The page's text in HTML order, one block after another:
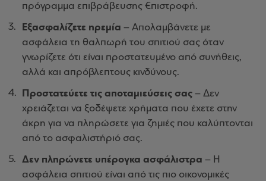
πρόγραμμα επιβράβευσης €πιστροφή.
Εξασφαλίζετε ηρεμία – Απολαμβάνετε με
ασφάλεια τη θαλπωρή του σπιτιού σας όταν
γνωρίζετε ότι είναι προστατευμένο από συνήθεις,
αλλά και απρόβλεπτους κινδύνους.
Προστατεύετε τις αποταμιεύσεις σας – Δεν
χρειάζεται να ξοδέψετε χρήματα που έχετε στην
άκρη για να πληρώσετε για ζημιές που καλύπτονται
από το ασφαλιστήριό σας.
Δεν πληρώνετε υπέρογκα ασφάλιστρα – Η
ασφάλεια σπιτιού είναι από τις πιο οικονομικές